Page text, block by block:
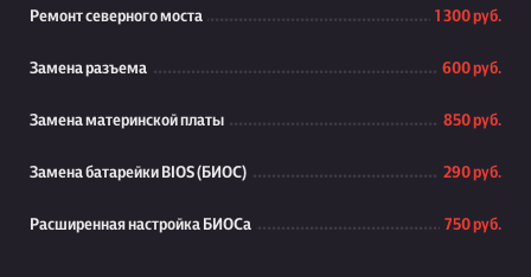
Ремонт северного моста 1 300 руб.
Замена разъема 600 руб.
Замена материнской платы 850 руб.
Замена батарейки BIOS (БИОС) 290 руб.
Расширенная настройка БИОСа 750 руб.